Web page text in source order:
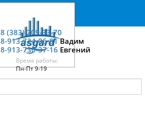
8 (383) 209-33-70
8-913-724-06-01Вадим
8-913-730-37-16 Евгений
Время работы:
Пн-Пт 9-19